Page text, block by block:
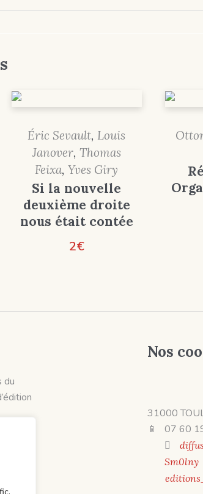
Éric Sevault, Louis
Janover, Thomas
Feixa,Yves Giry
Si la nouvelle
deuxième droite
nous était contée
2€
du
Nos
31000
📱 07 60
Sm0lny